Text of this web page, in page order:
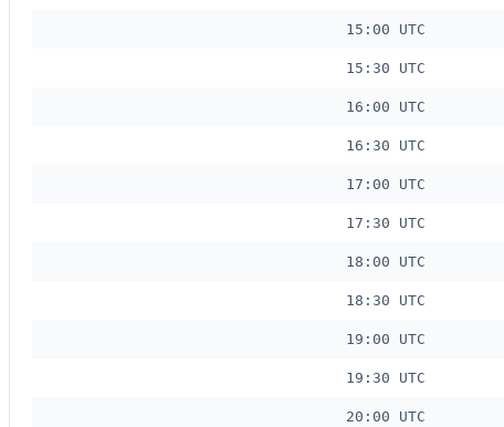
15:00 UTC
15:30 UTC
16:00 UTC
16:30 UTC
17:00 UTC
17:30 UTC
18:00 UTC
18:30 UTC
19:00 UTC
19:30 UTC
20:00 UTC